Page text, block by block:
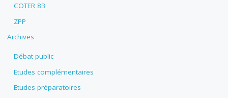
COTER 83
ZPP
Archives
Débat public
Etudes complémentaires
Etudes préparatoires